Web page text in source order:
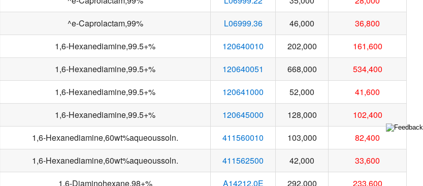
^e-Caprolactam,99%
L06999.36 46,000 36,800
1,6-Hexanediamine,99.5+% 120640010 202,000
161,600
1,6-Hexanediamine,99.5+%
120640051 668,000
534,400
1,6-Hexanediamine,99.5+%
120641000 52,000
41,600
1,6-Hexanediamine,99.5+%
120645000 128,000
102,400
1,6-Hexanediamine,60wt%aqueoussoln.
411560010 103,000
82,400
1,6-Hexanediamine,60wt%aqueoussoln.
411562500 42,000
33,600
1,6-Diaminohexane,98+%
A14212.0E 292,000
233,600